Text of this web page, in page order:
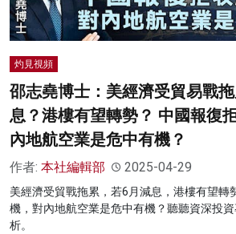
灼見視頻
邵志堯博士：美經濟受貿易戰
息？港樓有望轉勢？ 中國報復
內地航空業是危中有機？
作者: 本社編輯部 2025-04-29
美經濟受貿戰拖累，若6月減息，港樓有望轉
機，對內地航空業是危中有機？聽聽資深投
析。